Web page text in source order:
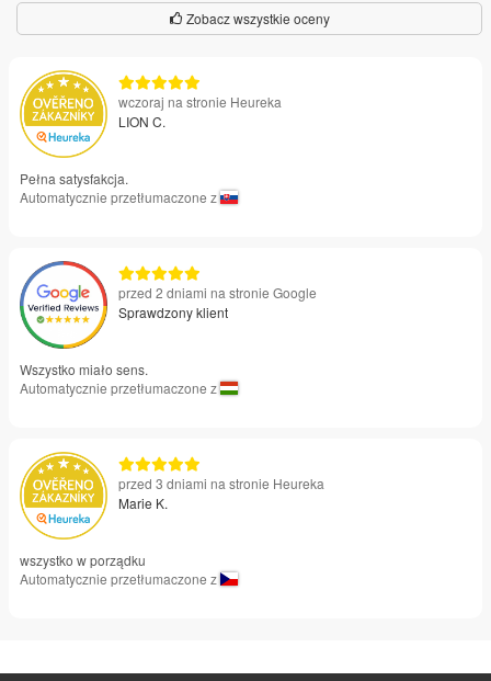
Zobacz wszystkie oceny
wczoraj na stronie Heureka
LION C.
Pełna satysfakcja.
Automatycznie przetłumaczone z
przed 2 dniami na stronie Google
Sprawdzony klient
Wszystko miało sens.
Automatycznie przetłumaczone z
przed 3 dniami na stronie Heureka
Marie K.
wszystko w porządku
Automatycznie przetłumaczone z